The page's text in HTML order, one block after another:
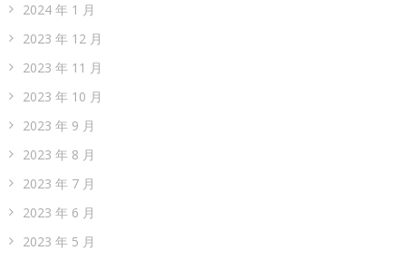
2024 年 1 月
2023 年 12 月
2023 年 11 月
2023 年 10 月
2023 年 9 月
2023 年 8 月
2023 年 7 月
2023 年 6 月
2023 年 5 月